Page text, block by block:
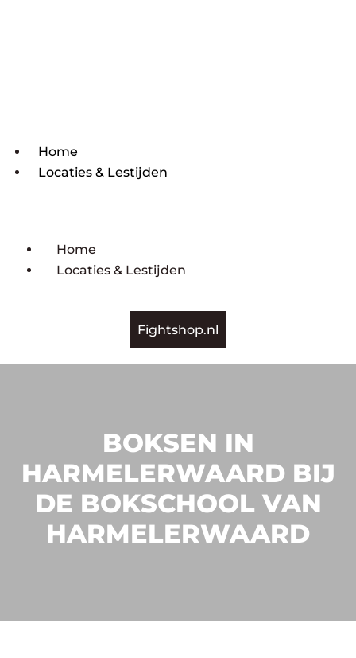
Home
Locaties & Lestijden
Home
Locaties & Lestijden
Fightshop.nl
BOKSEN IN
HARMELERWAARD BIJ
DE BOKSCHOOL VAN
HARMELERWAARD